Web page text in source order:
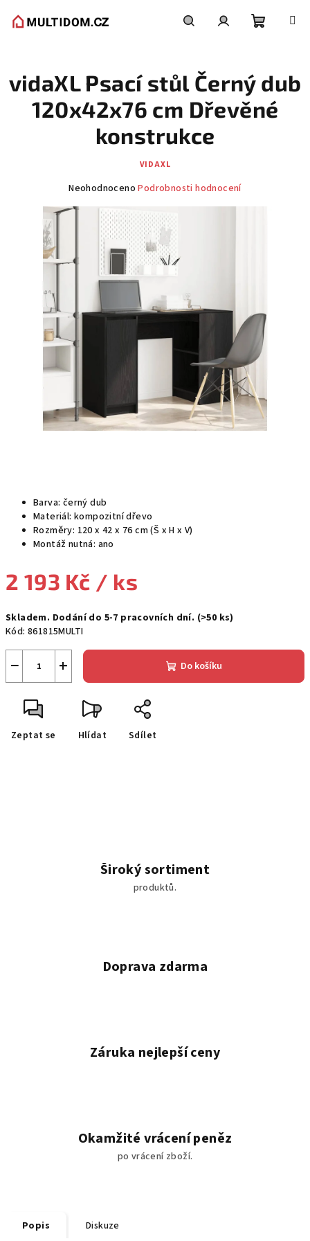
košík
Barva: černý dub
Materiál: kompozitní dřevo
Rozměry: 120 x 42 x 76 cm (Š x H x V)
Montáž nutná: ano
2 193 Kč / ks
cena:
Skladem. Dodání do 5-7 pracovních dní. (>50 ks)
Kód: 861815MULTI
+
− Do košíku
Zeptat se Hlídat Sdílet
vidaXL Psací stůl Černý dub
120x42x76 cm Dřevěné
konstrukce
VIDAXL
Průměrné
produktu
z
hvězdiček.
Neohodnoceno Podrobnosti hodnocení
Široký sortiment
produktů.
Doprava zdarma
Záruka nejlepší ceny
Okamžité vrácení peněz
po vrácení zboží.
Popis Diskuze